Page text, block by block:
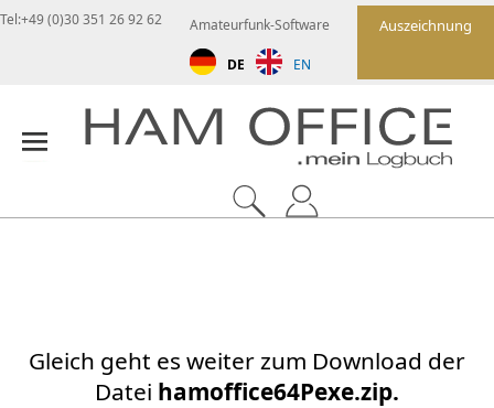
Auszeichnung
Amateurfunk-Software
DE EN
Tel:+49 (0)30 351 26 92 62
Gleich geht es weiter zum Download der
Datei hamoffice64Pexe.zip.